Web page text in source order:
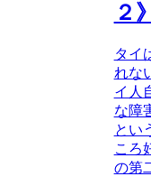
２》
タイ
れな
イ人
な障
とい
ころ
の第